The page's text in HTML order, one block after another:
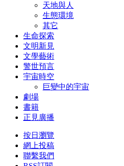
天地與人
生態環境
其它
生命探索
文明新見
文學藝術
警世預言
宇宙時空
巨變中的宇宙
劇場
書籍
正見廣播
按日瀏覽
網上投稿
聯繫我們